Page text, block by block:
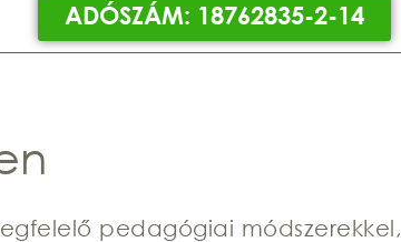
ADÓSZÁM: 18762835-2-14
pedagógiai módszerekkel,